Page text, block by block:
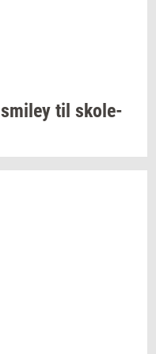
smiley til sko­le­